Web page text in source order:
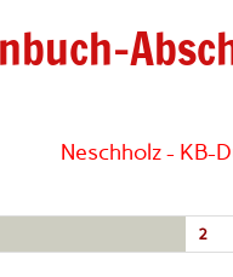
Neschholz - KB-
2